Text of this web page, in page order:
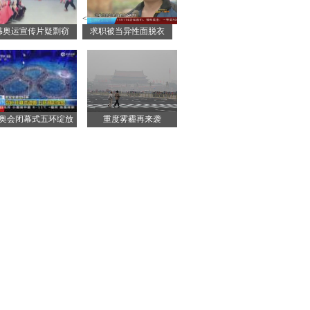
奥运宣传片疑剽窃
<
求职被当异性面脱衣
会闭幕式五环绽放 重度雾霾再来袭